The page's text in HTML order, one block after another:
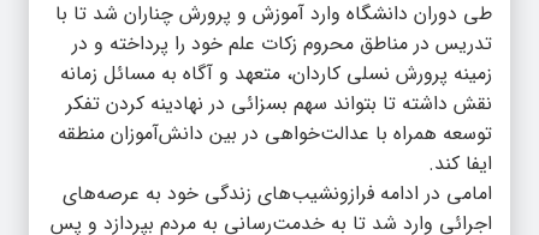
طی دوران دانشگاه وارد آموزش و پرورش چناران شد تا با
تدریس در مناطق محروم زکات علم خود را پرداخته و در
زمینه پرورش نسلی کاردان، متعهد و آگاه به مسائل زمانه
نقش داشته تا بتواند سهم بسزائی در نهادینه کردن تفکر
توسعه همراه با عدالت‌خواهی در بین دانش‌آموزان منطقه
ایفا کند.
امامی در ادامه فرازونشیب‌های زندگی خود به عرصه‌های
اجرائی وارد شد تا به خدمت‌رسانی به مردم بپردازد و پس